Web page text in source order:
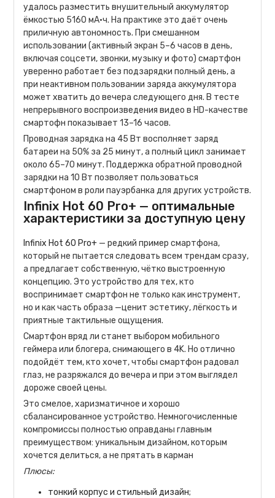
удалось разместить внушительный аккумулятор
ёмкостью 5160 мА·ч. На практике это даёт очень
приличную автономность. При смешанном
использовании (активный экран 5–6 часов в день,
включая соцсети, звонки, музыку и фото) смартфон
уверенно работает без подзарядки полный день, а
при неактивном пользовании заряда аккумулятора
может хватить до вечера следующего дня. В тесте
непрерывного воспроизведения видео в HD-качестве
смартофн показывает 13–16 часов.
Проводная зарядка на 45 Вт восполняет заряд
батареи на 50% за 25 минут, а полный цикл занимает
около 65–70 минут. Поддержка обратной проводной
зарядки на 10 Вт позволяет пользоваться
смартфоном в роли пауэрбанка для других устройств.
Infinix Hot 60 Pro+ — оптимальные
характеристики за доступную цену
Infinix Hot 60 Pro+ — редкий пример смартфона,
который не пытается следовать всем трендам сразу,
а предлагает собственную, чётко выстроенную
концепцию. Это устройство для тех, кто
воспринимает смартфон не только как инструмент,
но и как часть образа —ценит эстетику, лёгкость и
приятные тактильные ощущения.
Смартфон вряд ли станет выбором мобильного
геймера или блогера, снимающего в 4K. Но отлично
подойдёт тем, кто хочет, чтобы смартфон радовал
глаз, не разряжался до вечера и при этом выглядел
дороже своей цены.
Это смелое, харизматичное и хорошо
сбалансированное устройство. Немногочисленные
компромиссы полностью оправданы главным
преимуществом: уникальным дизайном, которым
хочется делиться, а не прятать в карман
Плюсы:
тонкий корпус и стильный дизайн;